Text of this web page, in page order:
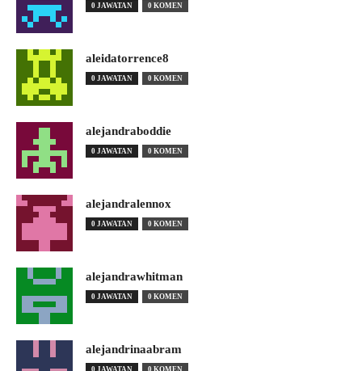
0 JAWATAN 0 KOMEN
aleidatorrence8
0 JAWATAN 0 KOMEN
alejandraboddie
0 JAWATAN 0 KOMEN
alejandralennox
0 JAWATAN 0 KOMEN
alejandrawhitman
0 JAWATAN 0 KOMEN
alejandrinaabram
0 JAWATAN 0 KOMEN